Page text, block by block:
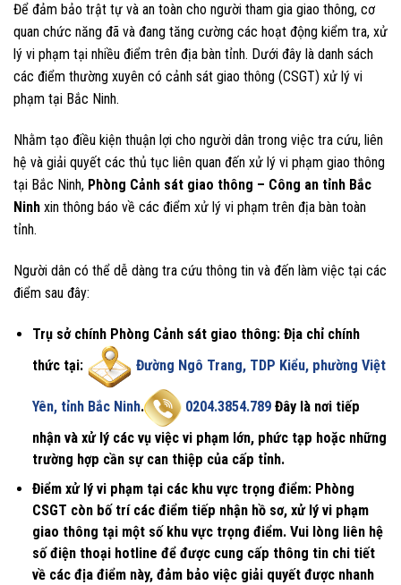
Để đảm bảo trật tự và an toàn cho người tham gia giao thông, cơ
quan chức năng đã và đang tăng cường các hoạt động kiểm tra, xử
lý vi phạm tại nhiều điểm trên địa bàn tỉnh. Dưới đây là danh sách
các điểm thường xuyên có cảnh sát giao thông (CSGT) xử lý vi
phạm tại Bắc Ninh.
Nhằm tạo điều kiện thuận lợi cho người dân trong việc tra cứu, liên
hệ và giải quyết các thủ tục liên quan đến xử lý vi phạm giao thông
tại Bắc Ninh, Phòng Cảnh sát giao thông – Công an tỉnh Bắc
Ninh xin thông báo về các điểm xử lý vi phạm trên địa bàn toàn
tỉnh.
Người dân có thể dễ dàng tra cứu thông tin và đến làm việc tại các
điểm sau đây:
Trụ sở chính Phòng Cảnh sát giao thông: Địa chỉ chính
thức tại:
Đường Ngô Trang, TDP Kiểu, phường Việt
Yên, tỉnh Bắc Ninh. 0204.3854.789Đây là nơi tiếp
nhận và xử lý các vụ việc vi phạm lớn, phức tạp hoặc những
trường hợp cần sự can thiệp của cấp tỉnh.
Điểm xử lý vi phạm tại các khu vực trọng điểm: Phòng
CSGT còn bố trí các điểm tiếp nhận hồ sơ, xử lý vi phạm
giao thông tại một số khu vực trọng điểm. Vui lòng liên hệ
số điện thoại hotline để được cung cấp thông tin chi tiết
về các địa điểm này, đảm bảo việc giải quyết được nhanh